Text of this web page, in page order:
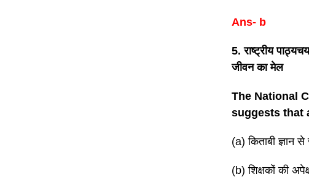
Ans- b
5. राष्ट्रीय
जीवन का मेल
The National
suggests that
(a) किताबी ज्ञान से
(b) शिक्षकों की